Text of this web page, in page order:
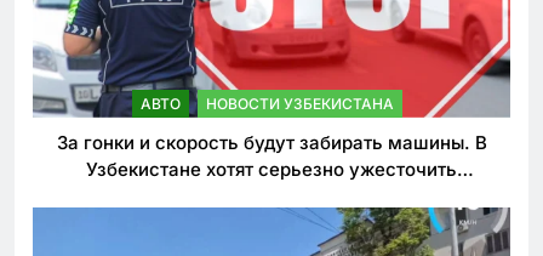
АВТО НОВОСТИ УЗБЕКИСТАНА
За гонки и скорость будут забирать машины. В
Узбекистане хотят серьезно ужесточить